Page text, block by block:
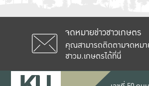
จดหมายข่าวชาวเกษตร
คุณสามารถติดตามจดหมา
ชาวม.เกษตรได้ที่นี่